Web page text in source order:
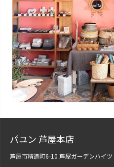
パユン 芦屋本店
芦屋市精道町6-10 芦屋ガーデンハイツ